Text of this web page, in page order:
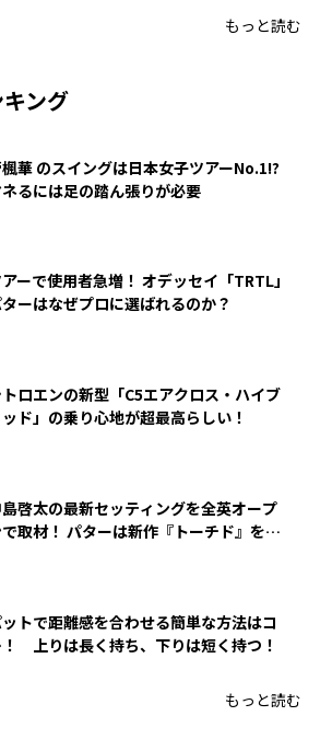
もっと読む
ング
華 のスイングは日本女子ツアーNo.1!?
るには足の踏ん張りが必要
ーで使用者急増！ オデッセイ「TRTL」
ーはなぜプロに選ばれるのか？
ロエンの新型「C5エアクロス・ハイブ
ッド」の乗り心地が超最高らしい！
啓太の最新セッティングを全英オープ
取材！ パターは新作『トーチド』を投
トで距離感を合わせる簡単な方法はコ
！ 上りは長く持ち、下りは短く持つ！
もっと読む